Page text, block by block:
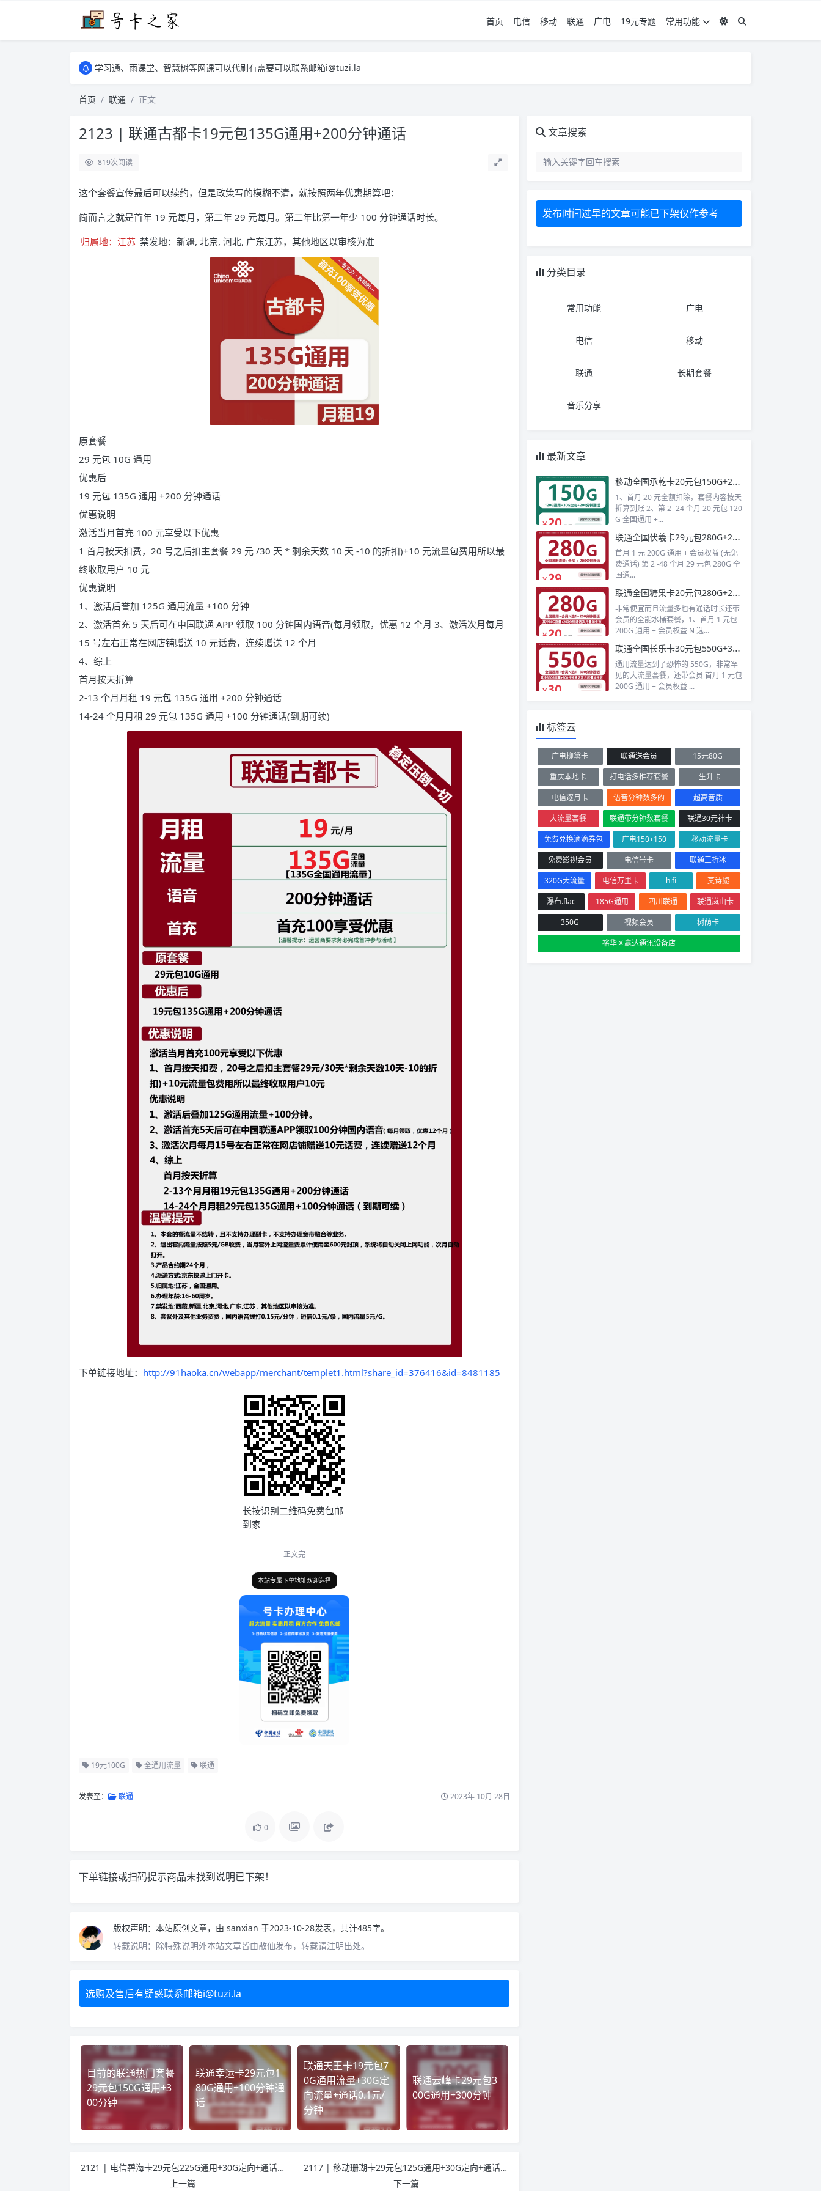
首页 电信 移动 联通 广电 19元专题
常用功能
学习通、雨课堂、智慧树等网课可以代刷有需要可以联系邮箱i@tuzi.la
学习通、雨课堂、智慧树等网课可以代刷有需要可以联系邮箱i@tuzi.la
首页
联通 正文
2123 | 联通古都卡19元包135G通用+200分钟通话
819次阅读
这个套餐宣传最后可以续约，但是政策写的模糊不清，就按照两年优惠期算吧：
简而言之就是首年 19 元每月，第二年 29 元每月。第二年比第一年少 100 分钟通话时长。
归属地：江苏 禁发地：新疆, 北京, 河北, 广东江苏，其他地区以审核为准
原套餐
29 元包 10G 通用
优惠后
19 元包 135G 通用 +200 分钟通话
优惠说明
激活当月首充 100 元享受以下优惠
1 首月按天扣费，20 号之后扣主套餐 29 元 /30 天 * 剩余天数 10 天 -10 的折扣)+10 元流量包费用所以最
终收取用户 10 元
优惠说明
1、激活后誉加 125G 通用流量 +100 分钟
2、激活首充 5 天后可在中国联通 APP 领取 100 分钟国内语音(每月领取，优惠 12 个月 3、激活次月每月
15 号左右正常在网店铺赠送 10 元话费，连续赠送 12 个月
4、综上
首月按天折算
2-13 个月月租 19 元包 135G 通用 +200 分钟通话
14-24 个月月租 29 元包 135G 通用 +100 分钟通话(到期可续)
下单链接地址： http://91haoka.cn/webapp/merchant/templet1.html?share_id=376416&id=8481185
长按识别二维码免费包邮
到家
正文完
本站专属下单地址欢迎选择
19元100G 全通用流量 联通
发表至： 联通 2023年 10月 28日
0
下单链接或扫码提示商品未找到说明已下架！
版权声明： 本站原创文章，由 sanxian 于2023-10-28发表，共计485字。
转载说明： 除特殊说明外本站文章皆由散仙发布，转载请注明出处。
选购及售后有疑惑联系邮箱i@tuzi.la
目前的联通热门套餐
29元包150G通用+3
00分钟
联通幸运卡29元包1
80G通用+100分钟通
话
联通天王卡19元包7
0G通用流量+30G定
向流量+通话0.1元/
分钟
联通云峰卡29元包3
00G通用+300分钟
2121 | 电信碧海卡29元包225G通用+30G定向+通话0.1元/分钟长期套餐流量可结转
上一篇
2117 | 移动珊瑚卡29元包125G通用+30G定向+通话0.19元/分钟+亲情号
下一篇
文章搜索
发布时间过早的文章可能已下架仅作参考
分类目录
常用功能 广电
电信 移动
联通 长期套餐
音乐分享
最新文章
移动全国承乾卡20元包150G+200分钟+会员
1、首月 20 元全额扣除，套餐内容按天
折算到账 2、第 2 -24 个月 20 元包 120
G 全国通用 +...
联通全国伏羲卡29元包280G+200分钟+会员
首月 1 元 200G 通用 + 会员权益 (无免
费通话) 第 2 -48 个月 29 元包 280G 全
国通...
联通全国糖果卡20元包280G+200分钟+会员
非常便宜而且流量多也有通话时长还带
会员的全能水桶套餐，1、首月 1 元包
200G 通用 + 会员权益 N 选...
联通全国长乐卡30元包550G+300分钟+会员
通用流量达到了恐怖的 550G，非常罕
见的大流量套餐，还带会员 首月 1 元包
200G 通用 + 会员权益 ...
标签云
广电柳黛卡 联通送会员
15元80G
重庆本地卡
打电话多推荐套餐
生升卡
电信逐月卡
语音分钟数多的
超高音质
大流量套餐
联通带分钟数套餐
联通30元神卡
免费兑换滴滴券包
广电150+150
移动流量卡
免费影视会员
电信号卡
联通三折冰
320G大流量
电信万里卡 hifi
莫诗旎
瀑布.flac
185G通用 四川联通
联通岚山卡
350G
视频会员
树荫卡
裕华区赢达通讯设备店